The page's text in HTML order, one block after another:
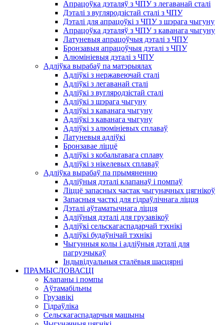
Апрацоўка дэталяў з ЧПУ з легаванай сталі
Дэталі з вугляродзістай сталі з ЧПУ
Дэталі для апрацоўкі з ЧПУ з шэрага чыгуну
Апрацоўка дэталяў з ЧПУ з каванага чыгуну
Латуневыя апрацоўчыя дэталі з ЧПУ
Бронзавыя апрацоўчыя дэталі з ЧПУ
Алюмініевыя дэталі з ЧПУ
Адліўка вырабаў па матэрыялах
Адліўкі з нержавеючай сталі
Адліўкі з легаванай сталі
Адліўкі з вугляродзістай сталі
Адліўкі з шэрага чыгуну
Адліўкі з каванага чыгуну
Адліўкі з каванага чыгуну
Адліўкі з алюмініевых сплаваў
Латуневыя адліўкі
Бронзавае ліццё
Адліўкі з кобальтавага сплаву
Адліўкі з нікелевых сплаваў
Адліўка вырабаў па прымяненню
Адліўныя дэталі клапанаў і помпаў
Ліццё запасных частак чыгуначных цягнікоў
Запасныя часткі для гідраўлічнага ліцця
Дэталі аўтаматычнага ліцця
Адліўныя дэталі для грузавікоў
Адліўкі сельскагаспадарчай тэхнікі
Адліўкі будаўнічай тэхнікі
Чыгунныя колы і адліўныя дэталі для
пагрузчыкаў
Індывідуальныя сталёвыя шасцярні
ПРАМЫСЛОВАСЦІ
Клапаны і помпы
Аўтамабільны
Грузавікі
Гідраўліка
Сельскагаспадарчыя машыны